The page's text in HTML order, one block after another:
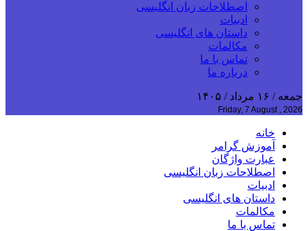
اصطلاحات زبان انگلیسی
ادبیات
داستان های انگلیسی
مکالمات
تماس با ما
درباره ما
جمعه / ۱۶ مرداد / ۱۴۰۵
Friday, 7 August , 2026
خانه
آموزش گرامر
عبارت واژگان
اصطلاحات زبان انگلیسی
ادبیات
داستان های انگلیسی
مکالمات
تماس با ما